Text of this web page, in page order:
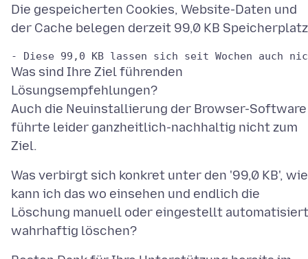
Die gespeicherten Cookies, Website-Daten und
Was sind Ihre Ziel führenden
Lösungsempfehlungen?
Auch die Neuinstallierung der Browser-Software
führte leider ganzheitlich-nachhaltig nicht zum
Was verbirgt sich konkret unter den '99,0 KB', wie
kann ich das wo einsehen und endlich die
Löschung manuell oder eingestellt automatisiert